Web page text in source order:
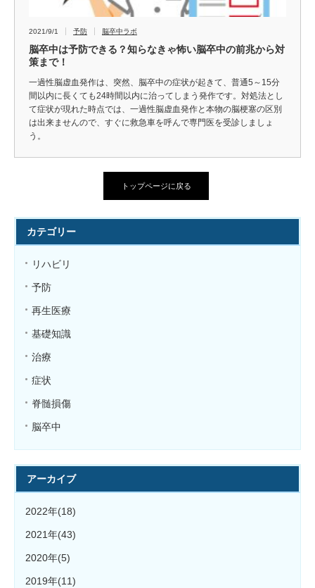
2021/9/1 予防 脳卒中ラボ
脳卒中は予防できる？知らなきゃ怖い脳卒中の前兆から対
策まで！
一過性脳虚血発作は、突然、脳卒中の症状が起きて、普通5～15分
間以内に長くても24時間以内に治ってしまう発作です。対処法とし
て症状が現れた時点では、一過性脳虚血発作と本物の脳梗塞の区別
は出来ませんので、すぐに救急車を呼んで専門医を受診しましょ
う。
トップページに戻る
カテゴリー
リハビリ
予防
再生医療
基礎知識
治療
症状
脊髄損傷
脳卒中
アーカイブ
2022年(18)
2021年(43)
2020年(5)
2019年(11)